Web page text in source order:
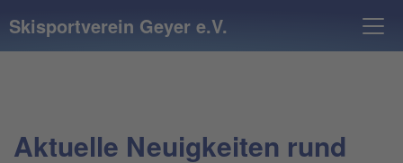
Skisportverein Geyer e.V.
Aktuelle Neuigkeiten rund